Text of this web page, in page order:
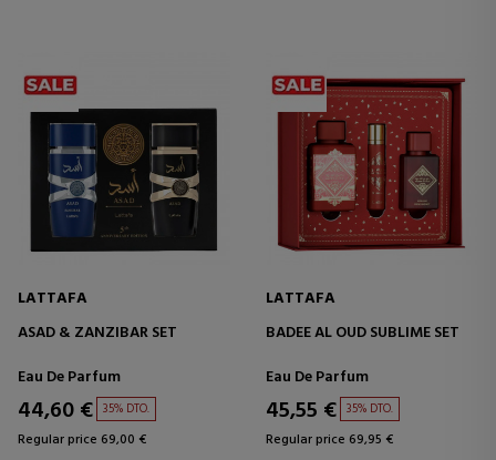
LATTAFA
ASAD & ZANZIBAR SET
Eau De Parfum
44,60 € 35% DTO.
Regular price 69,00 €
LATTAFA
BADEE AL OUD SUBLIME SET
Eau De Parfum
45,55 € 35% DTO.
Regular price 69,95 €